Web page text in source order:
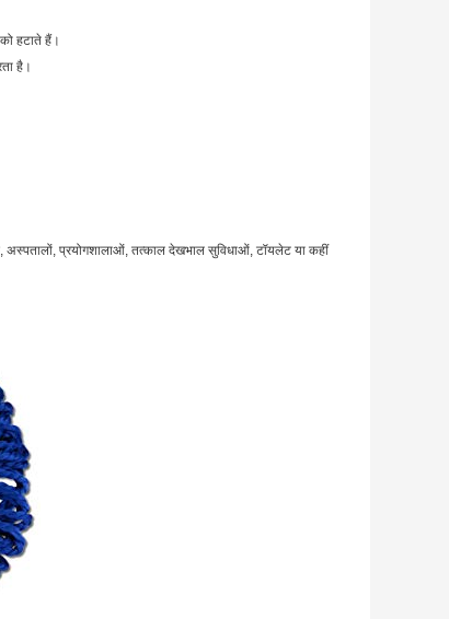
हटाते हैं।
है।
अस्पतालों, प्रयोगशालाओं, तत्काल देखभाल सुविधाओं, टॉयलेट या कहीं